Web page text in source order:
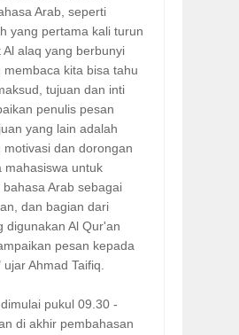
Arab, seperti
yang pertama kali turun
alaq yang berbunyi
membaca kita bisa tahu
tujuan dan inti
penulis pesan
yang lain adalah
motivasi dan dorongan
mahasiswa untuk
Arab sebagai
dan bagian dari
digunakan Al Qur'an
pesan kepada
Ahmad Taifiq.
pukul 09.30 -
di akhir pembahasan